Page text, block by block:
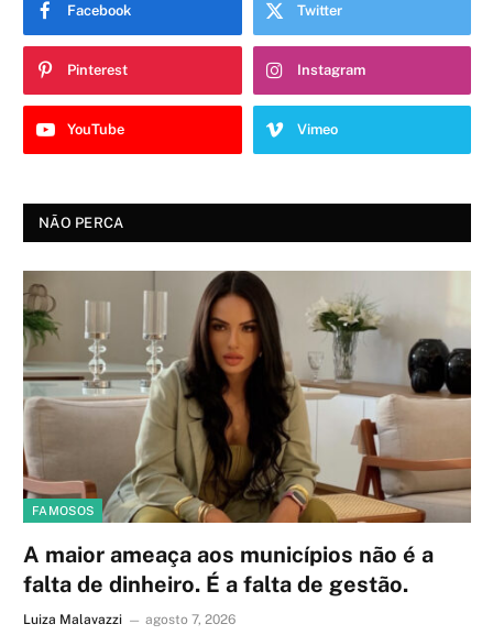
Facebook Twitter
Pinterest Instagram
YouTube Vimeo
NÃO PERCA
FAMOSOS
A maior ameaça aos municípios não é a
falta de dinheiro. É a falta de gestão.
Luiza Malavazzi agosto 7, 2026